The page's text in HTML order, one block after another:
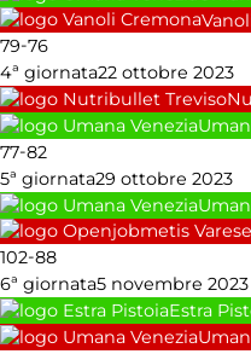
79-76
4ª giornata22 ottobre 2023
77-82
5ª giornata29 ottobre 2023
102-88
6ª giornata5 novembre 2023
Estra